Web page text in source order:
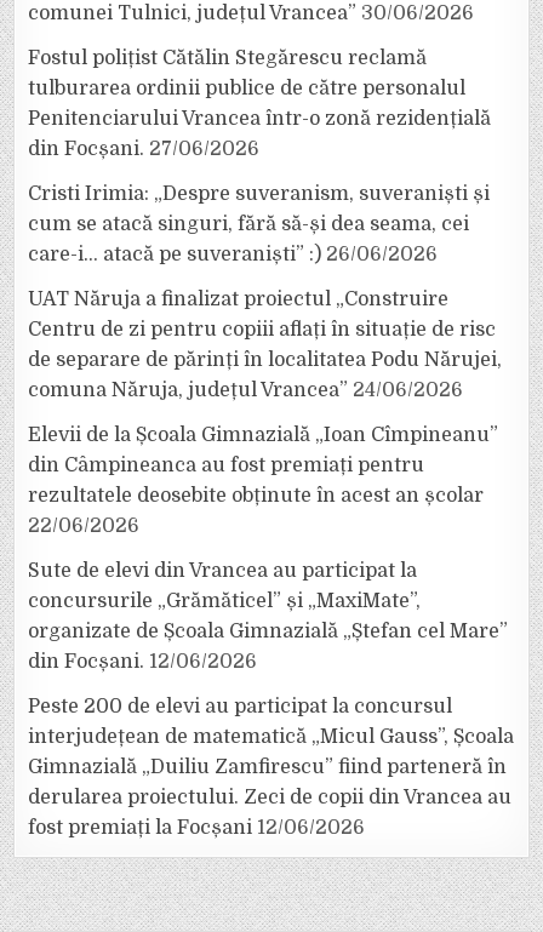
comunei Tulnici, județul Vrancea” 30/06/2026
Fostul polițist Cătălin Stegărescu reclamă
tulburarea ordinii publice de către personalul
Penitenciarului Vrancea într-o zonă rezidențială
din Focșani. 27/06/2026
Cristi Irimia: „Despre suveranism, suveraniști și
cum se atacă singuri, fără să-și dea seama, cei
care-i… atacă pe suveraniști” :) 26/06/2026
UAT Năruja a finalizat proiectul „Construire
Centru de zi pentru copiii aflați în situație de risc
de separare de părinți în localitatea Podu Nărujei,
comuna Năruja, județul Vrancea” 24/06/2026
Elevii de la Școala Gimnazială „Ioan Cîmpineanu”
din Câmpineanca au fost premiați pentru
rezultatele deosebite obținute în acest an școlar
22/06/2026
Sute de elevi din Vrancea au participat la
concursurile „Grămăticel” și „MaxiMate”,
organizate de Școala Gimnazială „Ștefan cel Mare”
din Focșani. 12/06/2026
Peste 200 de elevi au participat la concursul
interjudețean de matematică „Micul Gauss”, Școala
Gimnazială „Duiliu Zamfirescu” fiind parteneră în
derularea proiectului. Zeci de copii din Vrancea au
fost premiați la Focșani 12/06/2026